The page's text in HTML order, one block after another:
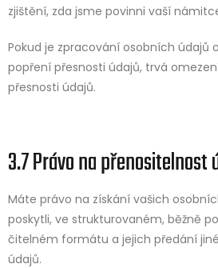
zjištění, zda jsme povinni vaší
Pokud je zpracování osobních údajů
popření přesnosti údajů, trvá
přesnosti údajů.
3.7 Právo na přenositelnost
Máte právo na získání vašich
poskytli, ve strukturovaném, běžně
čitelném formátu a jejich předání
údajů.